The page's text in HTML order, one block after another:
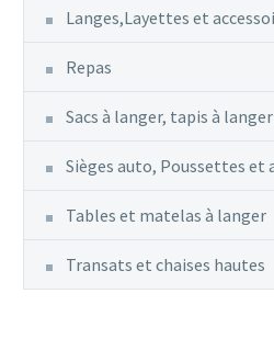
Langes,Layettes et
Repas
Sacs à langer, tapis à
Sièges auto, Poussettes et
Tables et matelas à langer
Transats et chaises hautes